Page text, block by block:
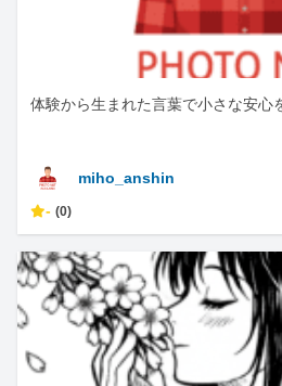
体験から生まれた言葉で小さな安心
miho_anshin
- (0)